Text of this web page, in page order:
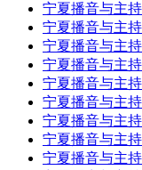
宁夏播音与主
宁夏播音与主
宁夏播音与主
宁夏播音与主
宁夏播音与主
宁夏播音与主
宁夏播音与主
宁夏播音与主
宁夏播音与主